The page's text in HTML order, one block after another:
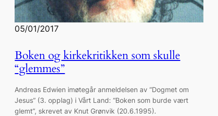
05/01/2017
Boken og kirkekritikken som skulle
“glemmes”
Andreas Edwien imøtegår anmeldelsen av “Dogmet om
Jesus” (3. opplag) i Vårt Land: “Boken som burde vært
glemt”, skrevet av Knut Grønvik (20.6.1995).